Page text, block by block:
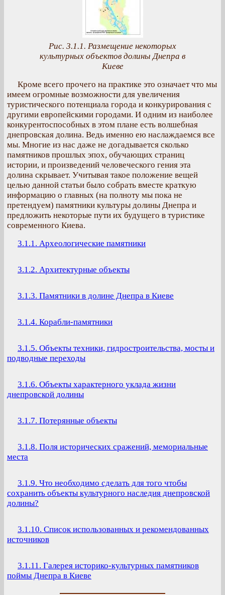
Рис. 3.1.1. Размещение некоторых
культурных объектов долины Днепра в
Киеве
Кроме всего прочего на практике это означает что мы
имеем огромные возможности для увеличения
туристического потенциала города и конкурирования с
другими европейскими городами. И одним из наиболее
конкурентоспособных в этом плане есть волшебная
днепровская долина. Ведь именно ею наслаждаемся все
мы. Многие из нас даже не догадывается сколько
памятников прошлых эпох, обучающих страниц
истории, и произведений человеческого гения эта
долина скрывает. Учитывая такое положение вещей
целью данной статьи было собрать вместе краткую
информацию о главных (на полноту мы пока не
претендуем) памятники культуры долины Днепра и
предложить некоторые пути их будущего в туристике
современного Киева.
3.1.1. Археологические памятники
3.1.2. Архитектурные объекты
3.1.3. Памятники в долине Днепра в Киеве
3.1.4. Корабли-памятники
3.1.5. Объекты техники, гидростроительства, мосты и
подводные переходы
3.1.6. Объекты характерного уклада жизни
днепровской долины
3.1.7. Потерянные объекты
3.1.8. Поля исторических сражений, мемориальные
места
3.1.9. Что необходимо сделать для того чтобы
сохранить объекты культурного наследия днепровской
долины?
3.1.10. Список использованных и рекомендованных
источников
3.1.11. Галерея историко-культурных памятников
поймы Днепра в Киеве